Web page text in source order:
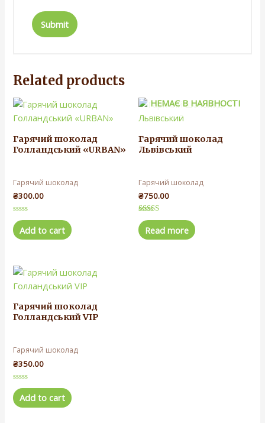
Related products
Гарячий шоколад
Голландський «URBAN»
Гарячий шоколад
₴300.00
Rated
0
out
of
Add to cart
НЕМАЄ В НАЯВНОСТІ
Гарячий шоколад
Львівський
Гарячий шоколад
₴750.00
Rated
5.00
out of 5
Read more
Гарячий шоколад
Голландський VIP
Гарячий шоколад
₴350.00
Rated
0
out
of
Add to cart